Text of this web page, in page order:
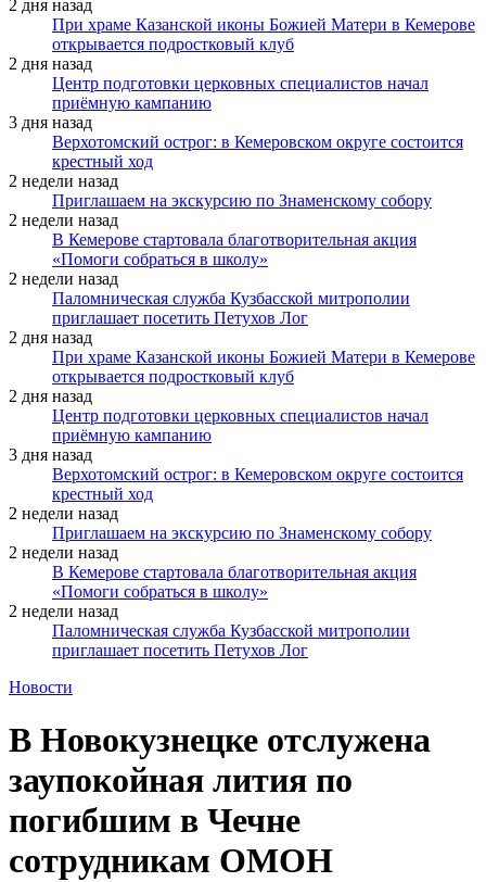
2 дня назад
При храме Казанской иконы Божией Матери в Кемерове
открывается подростковый клуб
2 дня назад
Центр подготовки церковных специалистов начал
приёмную кампанию
3 дня назад
Верхотомский острог: в Кемеровском округе состоится
крестный ход
2 недели назад
Приглашаем на экскурсию по Знаменскому собору
2 недели назад
В Кемерове стартовала благотворительная акция
«Помоги собраться в школу»
2 недели назад
Паломническая служба Кузбасской митрополии
приглашает посетить Петухов Лог
2 дня назад
При храме Казанской иконы Божией Матери в Кемерове
открывается подростковый клуб
2 дня назад
Центр подготовки церковных специалистов начал
приёмную кампанию
3 дня назад
Верхотомский острог: в Кемеровском округе состоится
крестный ход
2 недели назад
Приглашаем на экскурсию по Знаменскому собору
2 недели назад
В Кемерове стартовала благотворительная акция
«Помоги собраться в школу»
2 недели назад
Паломническая служба Кузбасской митрополии
приглашает посетить Петухов Лог
Новости
В Новокузнецке отслужена
заупокойная лития по
погибшим в Чечне
сотрудникам ОМОН